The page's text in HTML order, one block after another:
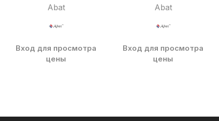
Abat
Вход для просмотра
цены
Abat
Вход для просмотра
цены